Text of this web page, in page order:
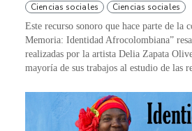
Ciencias sociales Ciencias sociales
Este recurso sonoro que hace parte de la
Memoria: Identidad Afrocolombiana”
realizadas por la artista Delia Zapata
mayoría de sus trabajos al estudio de las